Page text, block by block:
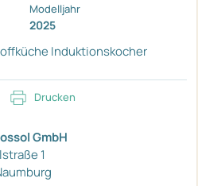
Modelljahr
2025
Induktionskocher
Drucken
GmbH
1